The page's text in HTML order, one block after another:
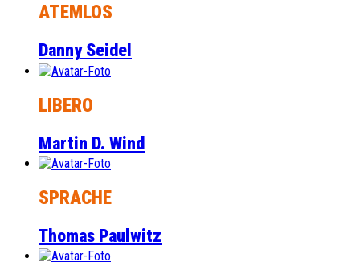
ATEMLOS
Danny Seidel
LIBERO
Martin D. Wind
SPRACHE
Thomas Paulwitz